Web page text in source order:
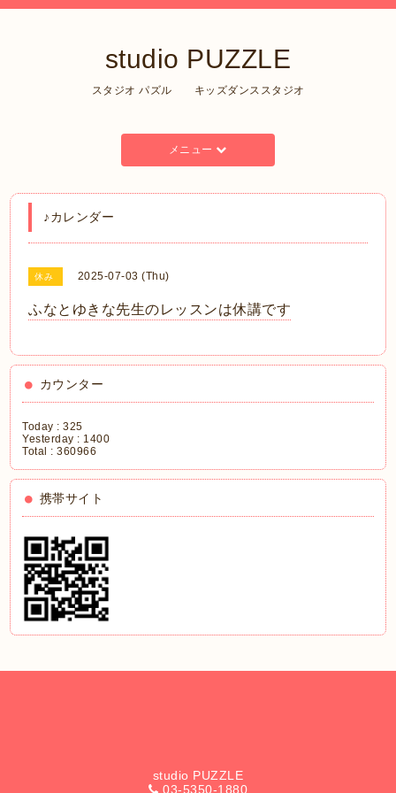
studio PUZZLE
スタジオ パズル キッズダンススタジオ
メニュー
♪カレンダー
休み 2025-07-03 (Thu)
ふなとゆきな先生のレッスンは休講です
カウンター
Today :325
Yesterday : 1400
Total :360966
携帯サイト
studio PUZZLE
03-5350-1880